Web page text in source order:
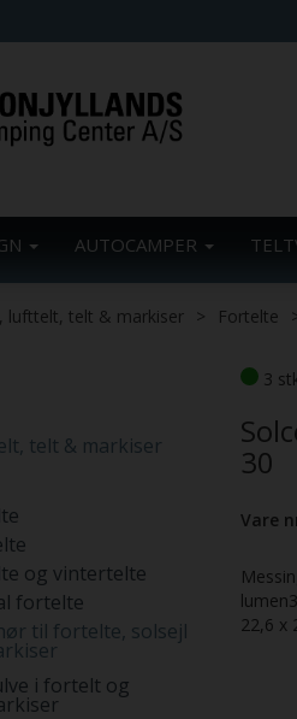
AUTOCAMPER
lufttelt, telt & markiser Fortelte
telt & markiser
og vintertelte
fortelte
til fortelte, solsejl
i fortelt og
3
30
Vare
22,6 x